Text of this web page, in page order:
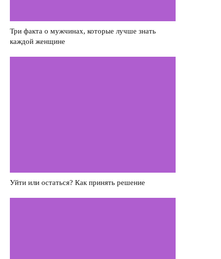
Три факта о мужчинах, которые лучше знать
каждой женщине
Уйти или остаться? Как принять решение
Деньги
Насилие в семье